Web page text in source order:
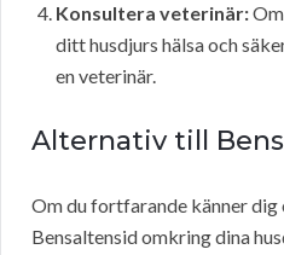
Konsultera veterinär:
ditt husdjurs hälsa och
en veterinär.
Alternativ till
Om du fortfarande känner dig
Bensaltensid omkring dina